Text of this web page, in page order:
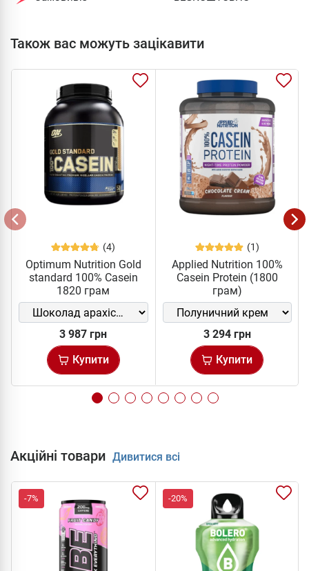
Також вас можуть зацікавити
(4)
Optimum Nutrition Gold
standard 100% Casein
1820 грам
3 987 грн
Купити
(1)
Applied Nutrition 100%
Casein Protein (1800
грам)
3 294 грн
Купити
Акційні товари Дивитися всі
-7% -20%